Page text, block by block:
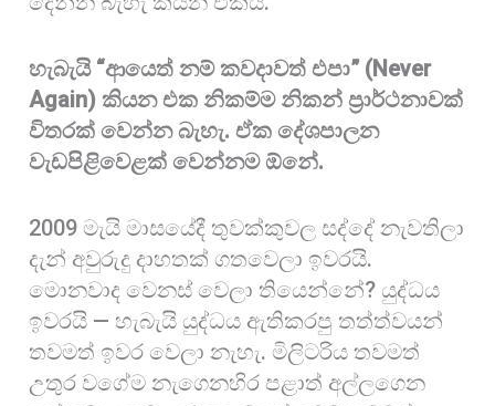
හැබැයි “ආයෙත් නම් කවදාවත් එපා” (Never
Again) කියන එක නිකම්ම නිකන් ප්‍රාර්ථනාවක්
විතරක් වෙන්න බැහැ. ඒක දේශපාලන
වැඩපිළිවෙළක් වෙන්නම ඕනේ.
2009 මැයි මාසයේදී තුවක්කුවල සද්දේ නැවතිලා
දැන් අවුරුදු දාහතක් ගතවෙලා ඉවරයි.
මොනවාද වෙනස් වෙලා තියෙන්නේ? යුද්ධය
ඉවරයි — හැබැයි යුද්ධය ඇතිකරපු තත්ත්වයන්
තවමත් ඉවර වෙලා නැහැ. මිලිටරිය තවමත්
උතුර වගේම නැගෙනහිර පළාත් අල්ලගෙන